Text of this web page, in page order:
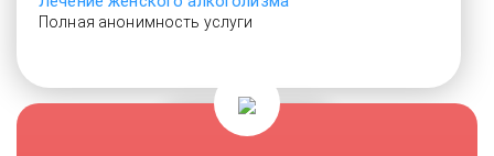
Полная анонимность услуги
От 3000 руб.